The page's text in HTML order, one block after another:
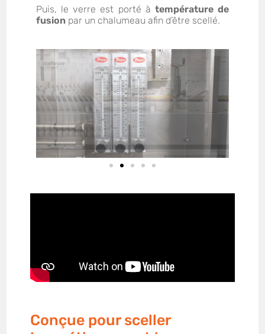
Puis, le verre est porté à température de
fusion par un chalumeau afin d’être scellé.
Conçue pour sceller